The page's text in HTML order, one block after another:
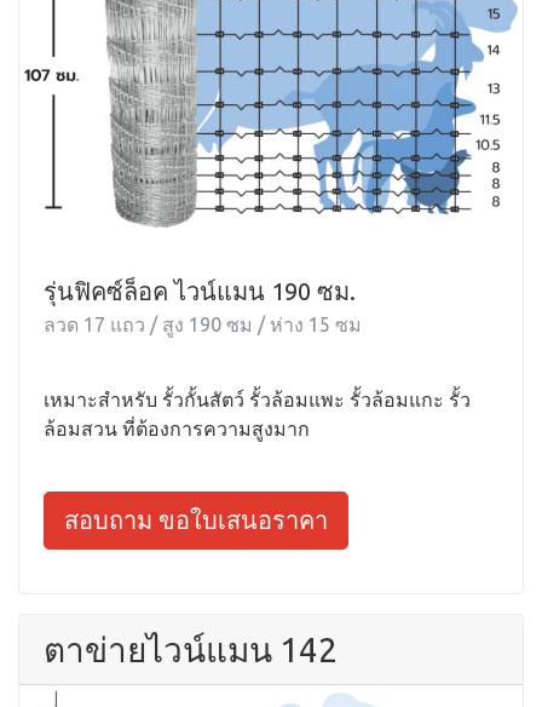
รุ่นฟิคซ์ล็อค ไวน์แมน 190 ซม.
ลวด 17 แถว / สูง 190 ซม / ห่าง 15 ซม
เหมาะสำหรับ รั้วกั้นสัตว์ รั้วล้อมแพะ รั้วล้อมแกะ รั้ว
ล้อมสวน ที่ต้องการความสูงมาก
สอบถาม ขอใบเสนอราคา
ตาข่ายไวน์แมน 142